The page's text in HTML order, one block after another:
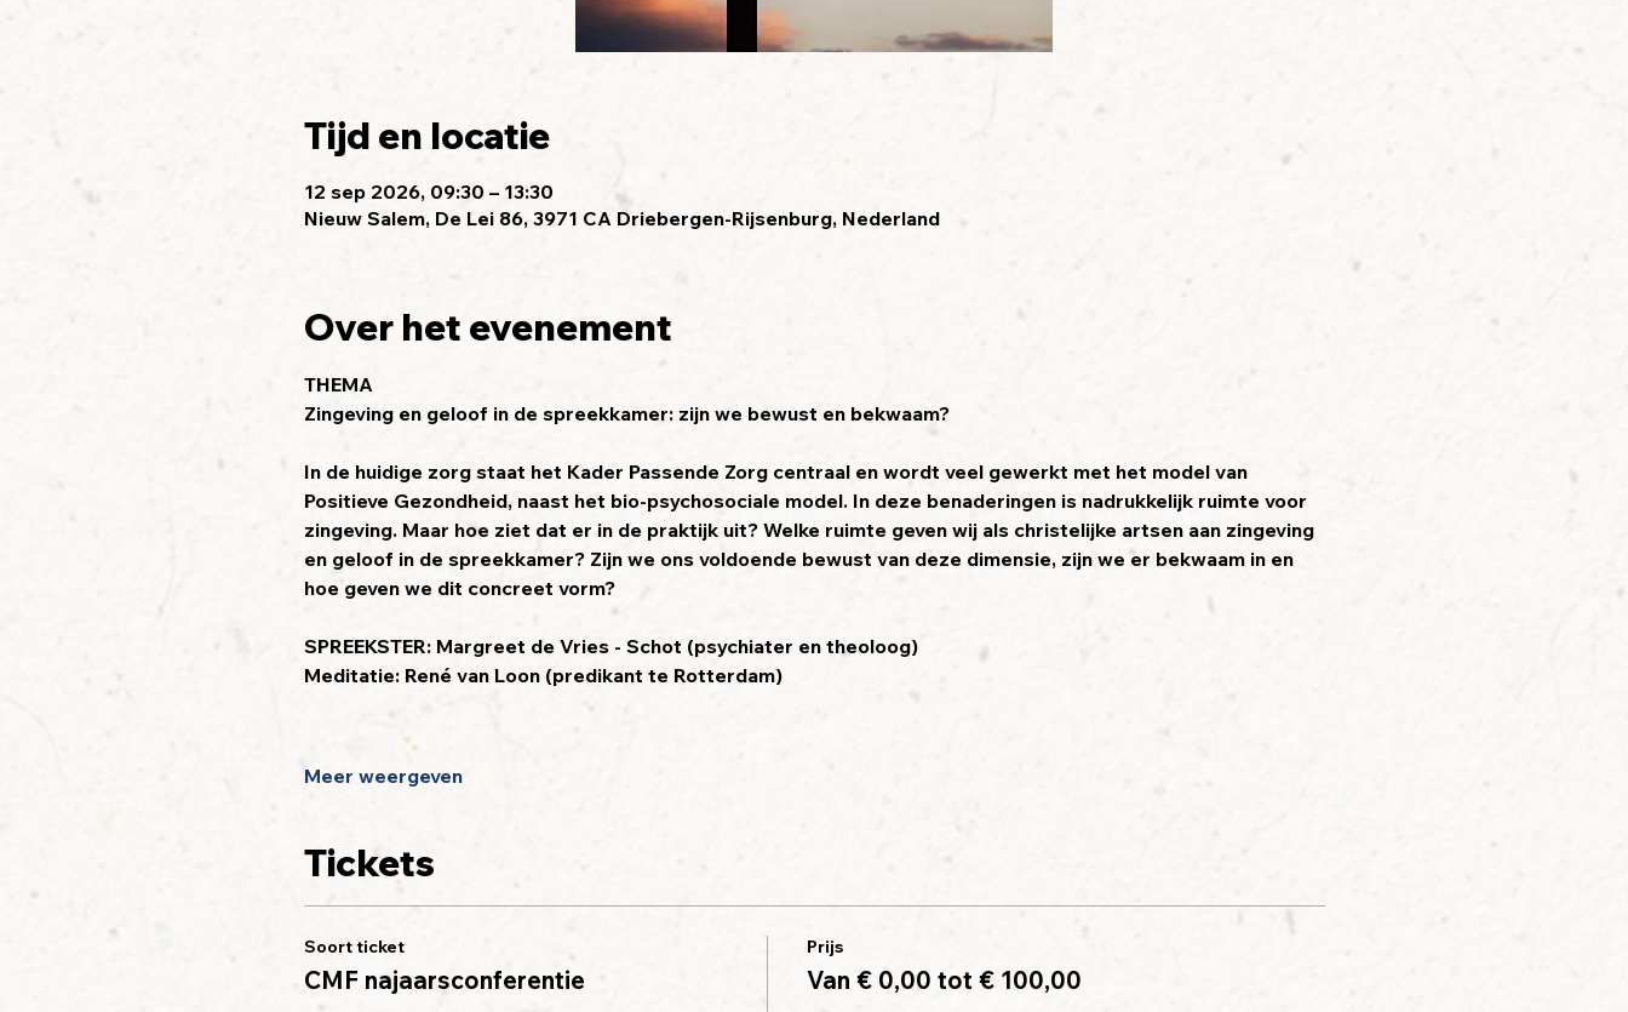
Tijd en locatie
12 sep 2026, 09:30 – 13:30
Nieuw Salem, De Lei 86, 3971 CA Driebergen-Rijsenburg, Nederland
Over het evenement
THEMA
Zingeving en geloof in de spreekkamer: zijn we bewust en bekwaam?
In de huidige zorg staat het Kader Passende Zorg centraal en wordt veel gewerkt met het model van
Positieve Gezondheid, naast het bio-psychosociale model. In deze benaderingen is nadrukkelijk ruimte voor
zingeving. Maar hoe ziet dat er in de praktijk uit? Welke ruimte geven wij als christelijke artsen aan zingeving
en geloof in de spreekkamer? Zijn we ons voldoende bewust van deze dimensie, zijn we er bekwaam in en
hoe geven we dit concreet vorm?
SPREEKSTER: Margreet de Vries - Schot (psychiater en theoloog)
Meditatie: René van Loon (predikant te Rotterdam)
Meer weergeven
Tickets
Soort ticket
CMF najaarsconferentie
Prijs
Van € 0,00 tot € 100,00